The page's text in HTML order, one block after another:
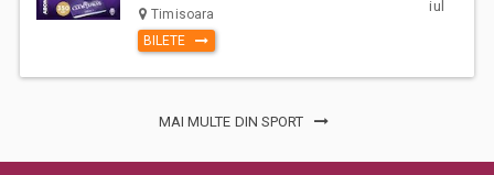
Timisoara
BILETE
iul
MAI MULTE DIN SPORT